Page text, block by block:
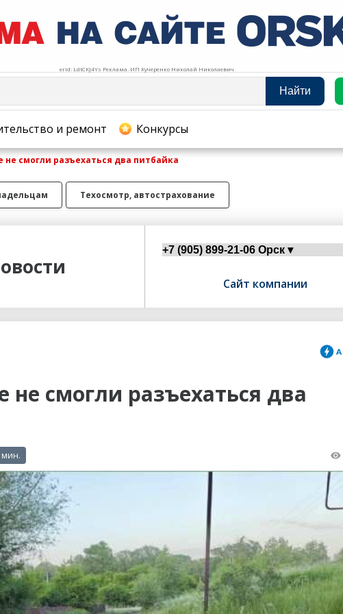
erid: LdtCKJ4Ys Реклама. ИП Кучеренко Николай Николаевич
Найти
и ремонт Конкурсы
не смогли разъехаться два питбайка
Техосмотр, автострахование
Сайт компании
не смогли разъехаться два
мин.